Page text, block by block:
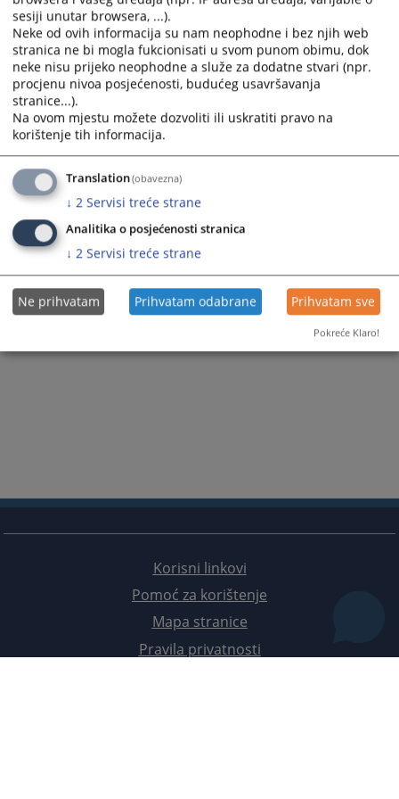
Zaključeni sporazumi
Korisni linkovi
Pomoć za korištenje
Mapa stranice
Pravila privatnosti
sesiji unutar browsera, ...).
Neke od ovih informacija su nam neophodne i bez njih web
stranica ne bi mogla fukcionisati u svom punom obimu, dok
neke nisu prijeko neophodne a služe za dodatne stvari (npr.
procjenu nivoa posjećenosti, budućeg usavršavanja
stranice...).
Na ovom mjestu možete dozvoliti ili uskratiti pravo na
korištenje tih informacija.
Translation(obavezna)
↓ 2 Servisi treće strane
Analitika o posjećenosti stranica
↓ 2 Servisi treće strane
Ne prihvatam Prihvatam odabrane Prihvatam sve
Pokreće Klaro!